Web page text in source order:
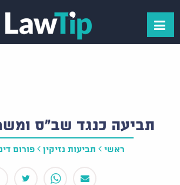
תביעה כנגד שב"ס
ראשי תביעות נזיקין פורום